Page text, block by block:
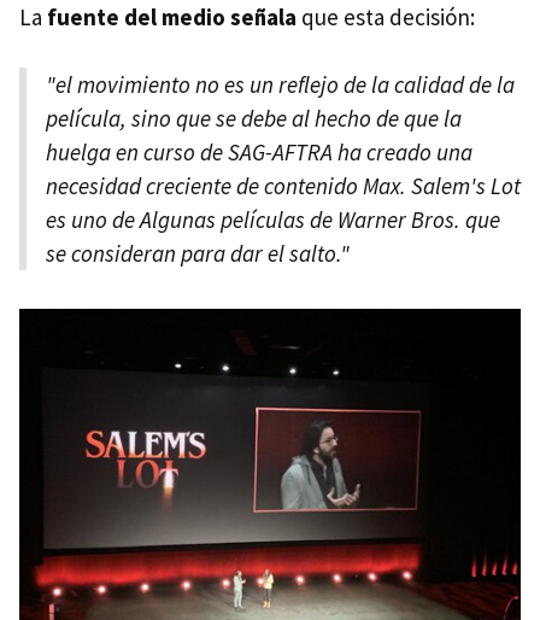
La fuente del medio señala que esta decisión:
"el movimiento no es un reflejo de la calidad de la
película, sino que se debe al hecho de que la
huelga en curso de SAG-AFTRA ha creado una
necesidad creciente de contenido Max. Salem's Lot
es uno de Algunas películas de Warner Bros. que
se consideran para dar el salto."